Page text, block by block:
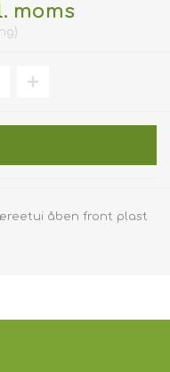
moms
åben front plast